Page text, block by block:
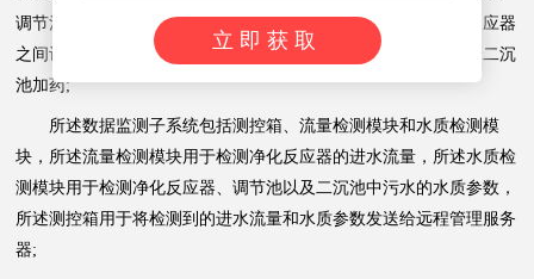
调节池、净化反应器、二沉池和加药装置，所述调节池与净化反应器
之间设有反应器进水泵和反应器进水阀门，所述加药装置用于给二沉
池加药;
所述数据监测子系统包括测控箱、流量检测模块和水质检测模
块，所述流量检测模块用于检测净化反应器的进水流量，所述水质检
测模块用于检测净化反应器、调节池以及二沉池中污水的水质参数，
所述测控箱用于将检测到的进水流量和水质参数发送给远程管理服务
器;
立即获取